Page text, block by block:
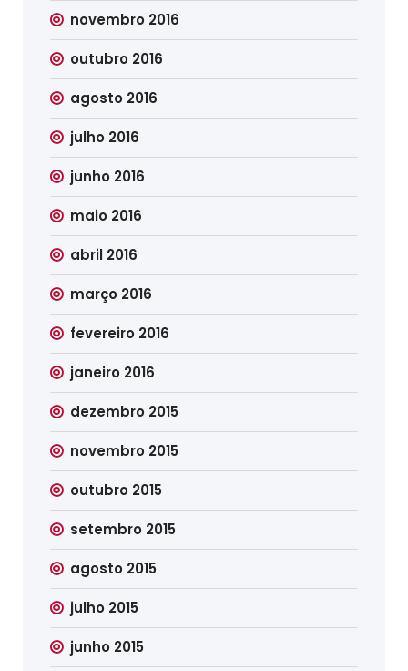
novembro 2016
outubro 2016
agosto 2016
julho 2016
junho 2016
maio 2016
abril 2016
março 2016
fevereiro 2016
janeiro 2016
dezembro 2015
novembro 2015
outubro 2015
setembro 2015
agosto 2015
julho 2015
junho 2015